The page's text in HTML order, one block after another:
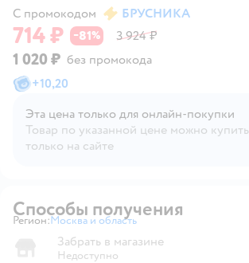
С промокодом БРУСНИКА
714 ₽ −81% 3 924 ₽
1 020 ₽ без промокода
+10,20
Эта цена только для онлайн‑покупки
Товар по указанной цене можно купить
только на сайте
Способы получения
Регион: Выбор адреса доставки.
Москва и область
Забрать в магазине
Недоступно